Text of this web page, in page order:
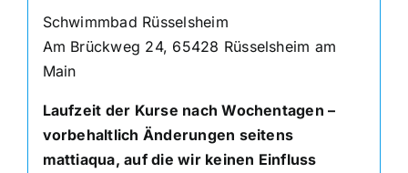
Schwimmbad Rüsselsheim
Am Brückweg 24, 65428 Rüsselsheim am
Main
Laufzeit der Kurse nach Wochentagen –
vorbehaltlich Änderungen seitens
mattiaqua, auf die wir keinen Einfluss